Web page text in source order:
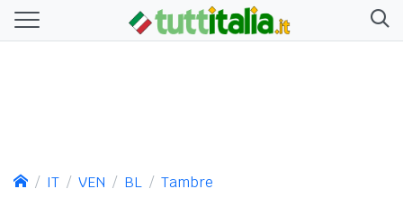
IT VEN BL Tambre